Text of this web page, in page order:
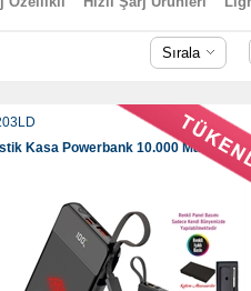
Sırala
Kasa Powerbank 10.000 Mah